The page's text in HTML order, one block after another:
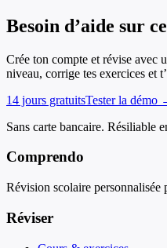
Besoin d’aide sur
Crée ton compte et révise avec
niveau, corrige tes exercices et
14 jours gratuitsTester la démo
Sans carte bancaire. Résiliable
Comprendo
Révision scolaire
Réviser